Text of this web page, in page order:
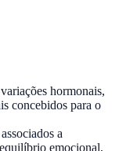
hormonais,
concebidos para o
a
emocional,